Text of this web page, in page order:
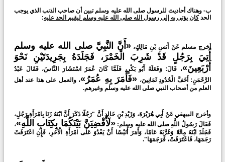
ب- وهناك أحاديث للرسول صلى الله عليه وسلم تبين أن صاحب الذنب الذي يوجب
الحدكان يؤتى به إلى رسول الله صلى الله عليه وسلم ليقيم الحد عليه:
أخرج مسلم عَنْ أَنَسِ بْنِ مَالِكٍ،«أَنَّ النَّبِيَّ صلى الله عليه وسلم
أُتِيَ بِرَجُلٍ قَدْ شَرِبَ الْخَمْرَ، فَجَلَدَهُ بِجَرِيدَتَيْنِ نَحْوَ
أَرْبَعِينَ»، قَالَ: وَفَعَلَهُ أَبُو بَكْرٍ، فَلَمَّا كَانَ عُمَرُ اسْتَشَارَ النَّاسَ، فَقَالَ عَبْدُ
الرَّحْمَنِ: أَخَفَّ الْحُدُودِ ثَمَانِينَ، «فَأَمَرَ بِهِ عُمَرُ»، والعمل على هذا عند أهل
العلم من أصحاب النبي صلى الله عليه وسلم وغيرهم.
وأخرج البيهقي عَنْ أَبِي هُرَيْرَةَ، وَزَيْدِ بْنِ خَالِدٍ أَنَّ "رَجُلًا ذَكَرَ أَنَّ ابْنَهُ زَنَا بِامْرَأَةِ رَجُلٍ،
فَقَالَ رَسُولُ اللَّهِ صلى الله عليه وسلم:«لَأَقْضِيَنَّ بَيْنَكُمَا بِكِتَابِ اللَّهِ»،
فَجَلَدَ ابْنَهُ مِائَةً وَغَرَّبَهُ عَامًا، وَأَمَرَ أُنَيْسًا أَنْ يَغْدُوَ عَلَى امْرَأَةِ الْآخَرِ، فَإِنِ اعْتَرَفَتْ
رَجَمَهَا، فَاعْتَرَفَتْ، فَرَجَمَهَا".